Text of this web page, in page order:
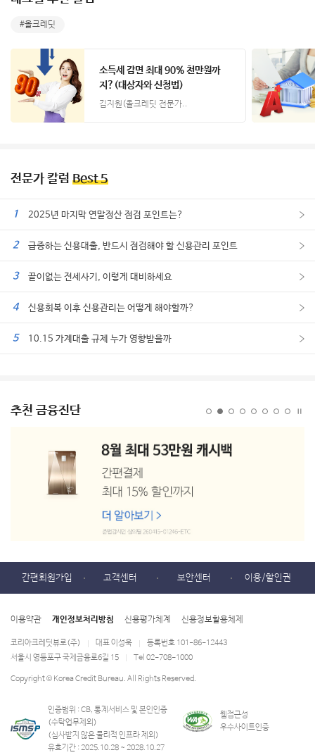
올크레딧
소득세 감면 최대 90% 천만원까
지?(대상자와 신청법)
김지원(올크레딧 전문가..
전문가 칼럼 Best 5
1 2025년 마지막 연말정산 점검 포인트는?
2 급증하는 신용대출, 반드시 점검해야 할 신용관리 포인트
3 끝이없는 전세사기, 이렇게 대비하세요
4 신용회복 이후 신용관리는 어떻게 해야할까?
5 10.15 가계대출 규제 누가 영향받을까
추천 금융진단
간편회원가입 고객센터 보안센터 이용/할인권
이용약관 개인정보처리방침 신용평가체계 신용정보활용체제
코리아크레딧뷰로(주) 대표 이성욱
등록번호 101-86-12443
서울시 영등포구 국제금융로6길 15
Tel 02-708-1000
Copyright © Korea Credit Bureau. All Rights Reserved.
인증범위 : CB, 통계서비스 및 본인인증
(수탁업무제외)
(심사받지 않은 물리적 인프라 제외)
유효기간 : 2025.10.28 ~ 2028.10.27
웹접근성
우수사이트인증